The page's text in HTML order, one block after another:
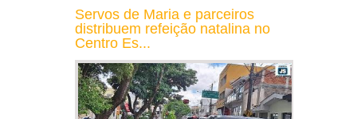
Servos de Maria e parceiros
distribuem refeição natalina no
Centro Es...